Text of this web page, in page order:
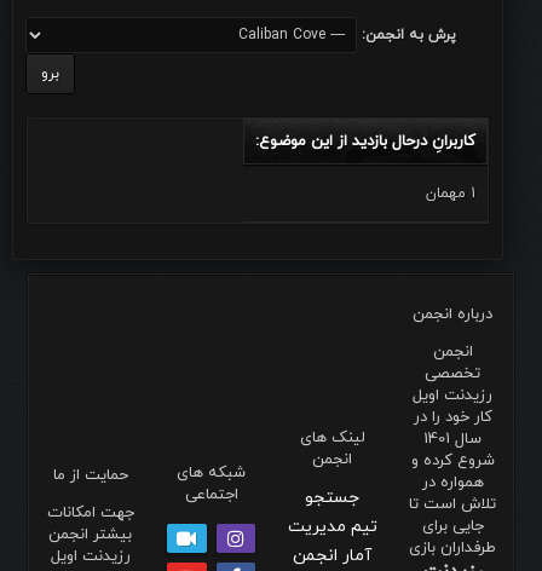
پرش به انجمن:
کاربرانِ درحال بازدید از این موضوع:
1 مهمان
درباره انجمن
انجمن
تخصصی
رزیدنت اویل
کار خود را در
سال 1401
شروع کرده و
همواره در
تلاش است تا
جایی برای
طرفداران بازی
لینک های
انجمن
جستجو
تیم مدیریت
آمار انجمن
شبکه های
اجتماعی
حمایت از ما
جهت امکانات
بیشتر انجمن
رزیدنت اویل